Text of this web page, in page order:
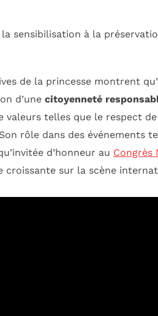
la sensibilisation à la
de la princesse montrent
d’une citoyenneté
valeurs telles que le respect
rôle dans des événements
d’honneur au Congrès
croissante sur la scène